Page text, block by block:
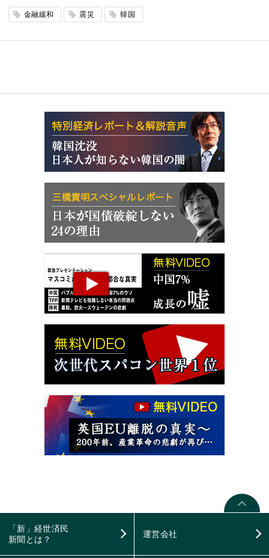
金融緩和 震災 韓国
「新」経世済民
新聞とは？
運営会社